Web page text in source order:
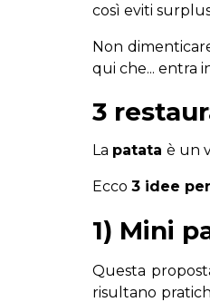
così eviti
Non
qui che... entra
3
La patata è un
Ecco 3 idee
1) Mini
Questa
risultano